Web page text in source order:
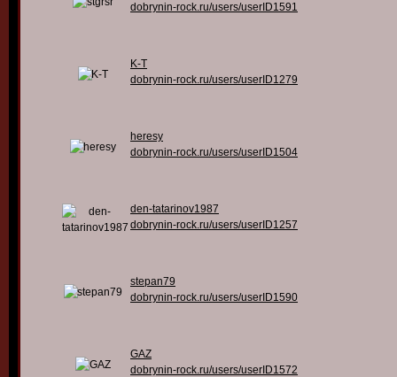
dobrynin-rock.ru/users/userID1591
K-T
dobrynin-rock.ru/users/userID1279
heresy
dobrynin-rock.ru/users/userID1504
den-tatarinov1987
dobrynin-rock.ru/users/userID1257
stepan79
dobrynin-rock.ru/users/userID1590
GAZ
dobrynin-rock.ru/users/userID1572